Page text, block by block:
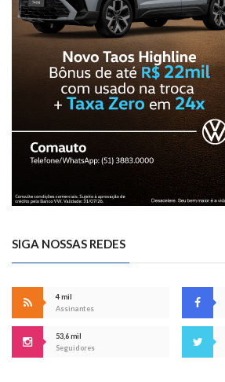
SIGA NOSSAS REDES
4 mil
Assinantes
53,6 mil
Seguidores